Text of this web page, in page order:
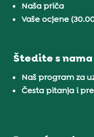
Naša priča
Vaše ocjene
Štedite s nama
Naš program za
Česta pitanja i